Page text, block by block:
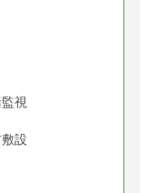
視
設